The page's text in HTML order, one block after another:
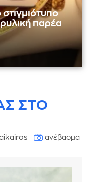
παρέα
ΣΤΟ
ανέβασμα